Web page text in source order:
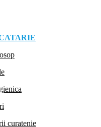
curatenie